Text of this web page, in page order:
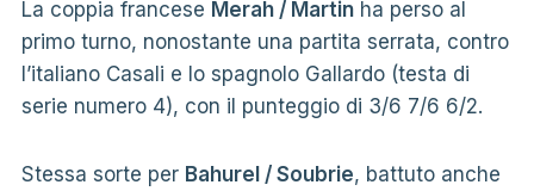
La coppia francese Merah / Martinha perso al
primo turno, nonostante una partita serrata, contro
l’italiano Casali e lo spagnolo Gallardo (testa di
serie numero 4), con il punteggio di 3/6 7/6 6/2.
Stessa sorte per Bahurel / Soubrie, battuto anche